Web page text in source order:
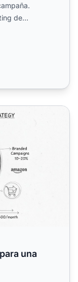
de
PPC?
una